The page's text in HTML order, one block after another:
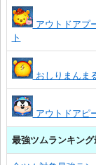
アウトドアプ
ト
おしりまんま
アウトドアピ
最強ツムランキング